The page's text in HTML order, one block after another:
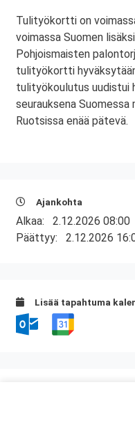
Tulityökortti on
voimassa Suomen
Pohjoismaisten
tulityökortti
tulityökoulutus uudistui
seurauksena
Ruotsissa enää pätevä.
Ajankohta
Alkaa: 2.12.2026 08:00
Päättyy: 2.12.2026
Lisää tapahtuma